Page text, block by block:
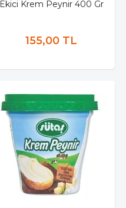
Ekici Krem Peynir 400 Gr
155,00 TL